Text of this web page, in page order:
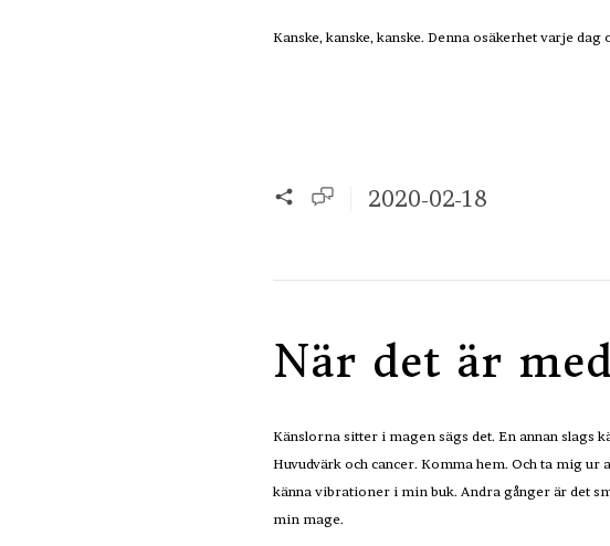
Kanske, kanske, kanske. Denna osäkerhet varje
2020-02-18
När det är
Känslorna sitter i magen sägs det. En annan slags
Huvudvärk och cancer. Komma hem. Och ta mig ur
känna vibrationer i min buk. Andra gånger är det
min mage.